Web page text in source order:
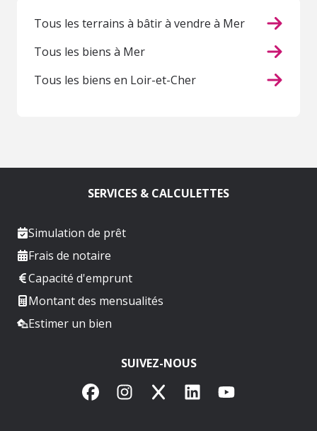
Tous les terrains à bâtir à vendre à Mer
Tous les biens à Mer
Tous les biens en Loir-et-Cher
SERVICES & CALCULETTES
Simulation de prêt
Frais de notaire
Capacité d'emprunt
Montant des mensualités
Estimer un bien
SUIVEZ-NOUS
FacebookInstagram
X LinkedInYouTube